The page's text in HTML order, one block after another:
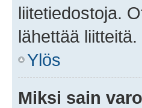
liitetiedostoja.
lähettää liitteitä.
Ylös
Miksi sain